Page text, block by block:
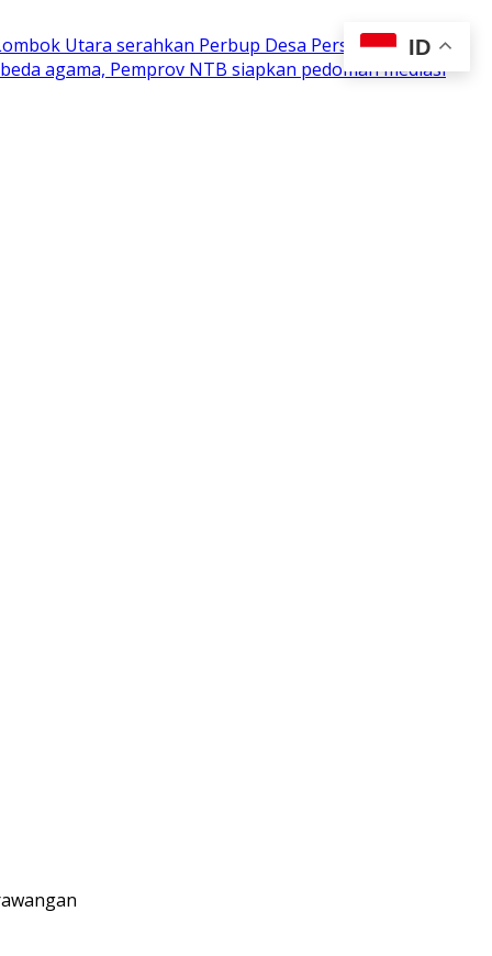
Utara serahkan Perbup Desa Persiapan
agama, Pemprov NTB siapkan pedoman mediasi
ID